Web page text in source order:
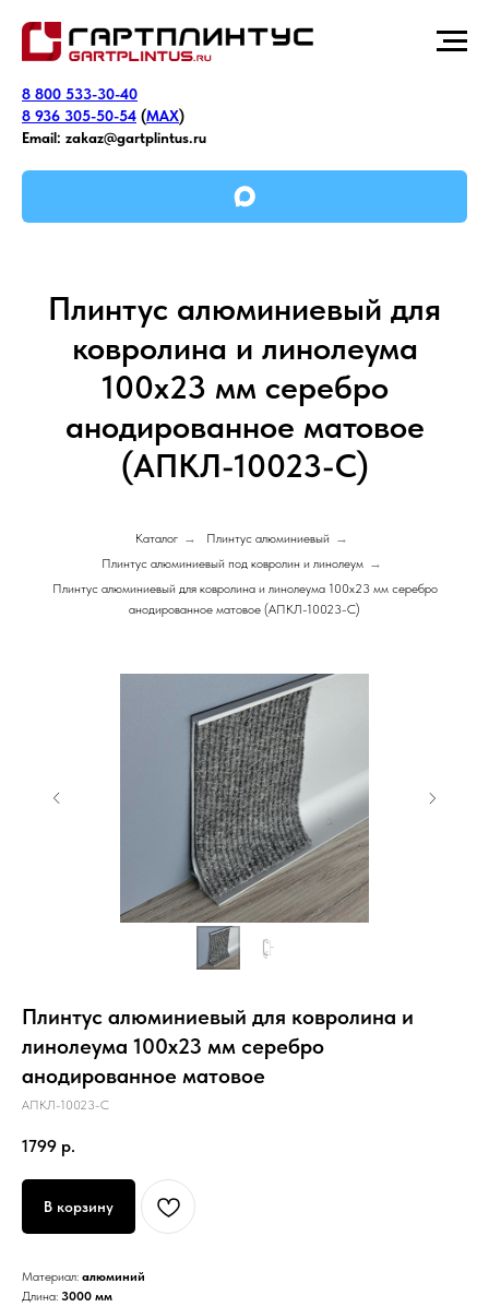
8 800 533-30-40
8 936 305-50-54 (MAX)
Email: zakaz@gartplintus.ru
Плинтус алюминиевый для
ковролина и линолеума
100х23 мм серебро
анодированное матовое
(АПКЛ-10023-C)
Каталог → Плинтус алюминиевый →
Плинтус алюминиевый под ковролин и линолеум →
Плинтус алюминиевый для ковролина и линолеума 100х23 мм серебро
анодированное матовое (АПКЛ-10023-C)
Плинтус алюминиевый для ковролина и
линолеума 100х23 мм серебро
анодированное матовое
АПКЛ-10023-C
1799 р.
В корзину
Материал: алюминий
Длина: 3000 мм